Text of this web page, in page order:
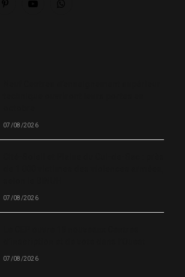
07/08/2026
07/08/2026
07/08/2026